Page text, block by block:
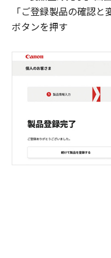
「ご登録製品の確認と
ボタンを押す